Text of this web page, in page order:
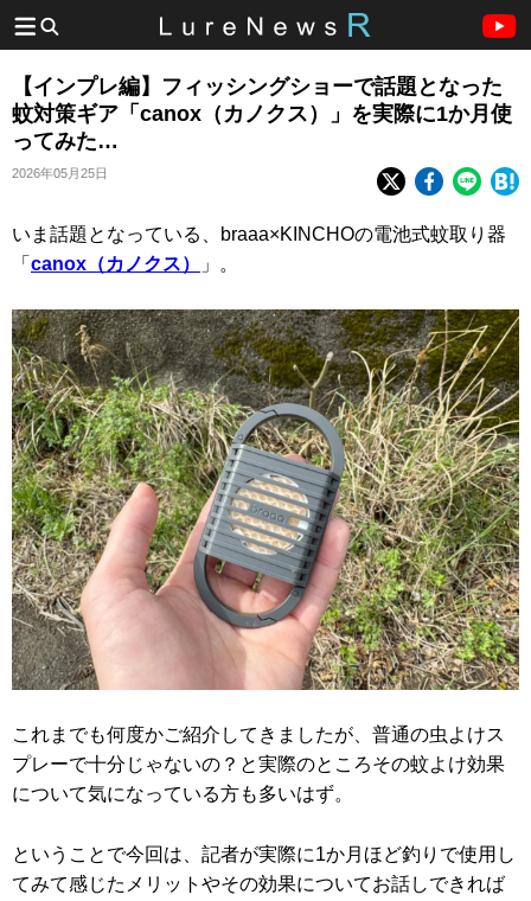
【インプレ編】フィッシングショーで話題となった
蚊対策ギア「canox（カノクス）」を実際に1か月使
ってみた…
2026年05月25日
いま話題となっている、braaa×KINCHOの電池式蚊取り器
「 canox（カノクス） 」。
これまでも何度かご紹介してきましたが、普通の虫よけス
プレーで十分じゃないの？と実際のところその蚊よけ効果
について気になっている方も多いはず。
ということで今回は、記者が実際に1か月ほど釣りで使用し
てみて感じたメリットやその効果についてお話しできれば